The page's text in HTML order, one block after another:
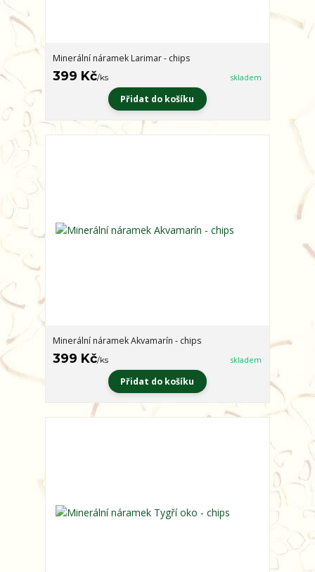
Minerální náramek Larimar - chips
399 Kč/ks skladem
Přidat do košíku
Minerální náramek Akvamarín - chips
399 Kč/ks skladem
Přidat do košíku